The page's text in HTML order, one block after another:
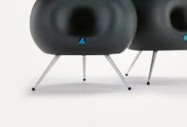
Tilbehør
INSPIRATION
MÆRKER